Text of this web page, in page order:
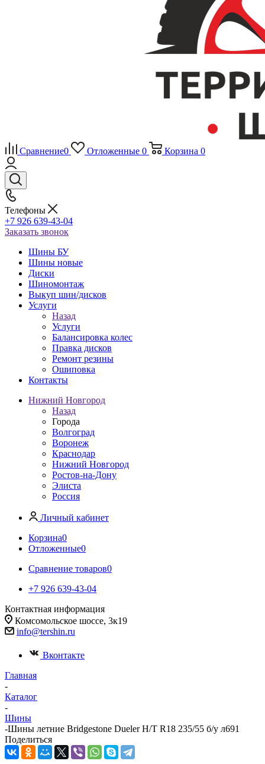
Сравнение0 Отложенные 0 Корзина 0
Телефоны
+7 926 639-43-04
Заказать звонок
Шины БУ
Шины новые
Диски
Шиномонтаж
Выкуп шин/дисков
Услуги
Назад
Услуги
Балансировка колес
Правка дисков
Ремонт резины
Ошиповка
Контакты
Нижний Новгород
Назад
Города
Волгоград
Воронеж
Краснодар
Нижний Новгород
Ростов-на-Дону
Элиста
Россия
Личный кабинет
Корзина0
Отложенные0
Сравнение товаров0
+7 926 639-43-04
Контактная информация
Комсомольское шоссе, 3к19
info@tershin.ru
Вконтакте
Главная
-
Каталог
-
Шины
-Шины летние Bridgestone Dueler H/T R18 235/55 б/у л691
Поделиться